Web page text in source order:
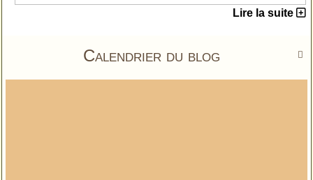
Lire la suite

Calendrier du blog